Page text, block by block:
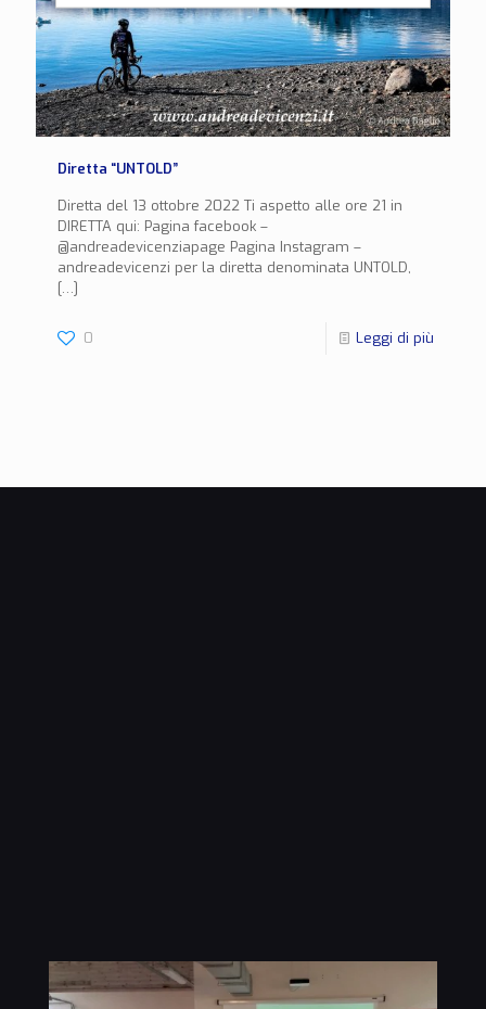
Diretta “UNTOLD”
Diretta del 13 ottobre 2022 Ti aspetto alle ore 21 in
DIRETTA qui: Pagina facebook –
@andreadevicenziapage Pagina Instagram –
andreadevicenzi per la diretta denominata UNTOLD,
[…]
0 Leggi di più